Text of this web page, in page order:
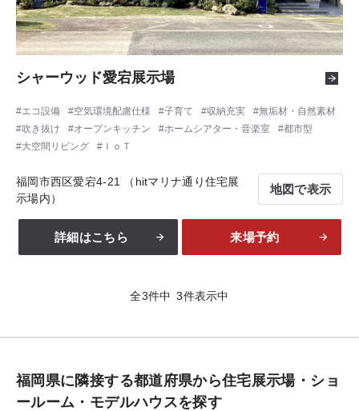
シャーウッド愛宕展示場
エコ設備 空気環境配慮仕様 子育て 収納充実
無垢材・自然素材
吹き抜け
オープンキッチン ホームシアター・音楽室
都市型
大空間リビング
ＩｏＴ
福岡市西区愛宕4-21 （hitマリナ通り住宅展
示場内）
地図で表示
詳細はこちら 来場予約
全3件中 3件表示中
福岡県に隣接する都道府県から住宅展示場・ショ
ールーム・モデルハウスを探す